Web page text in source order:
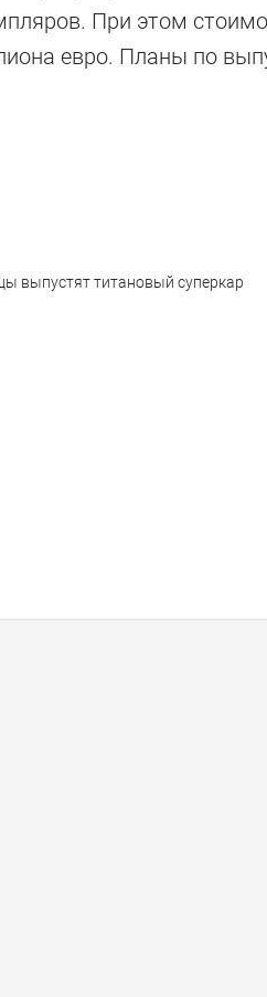
При этом
евро. Планы по
выпустят титановый суперкар